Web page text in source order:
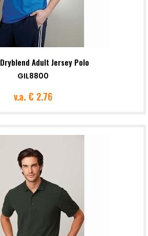
Adult Jersey Polo
GIL8800
v.a. € 2.76